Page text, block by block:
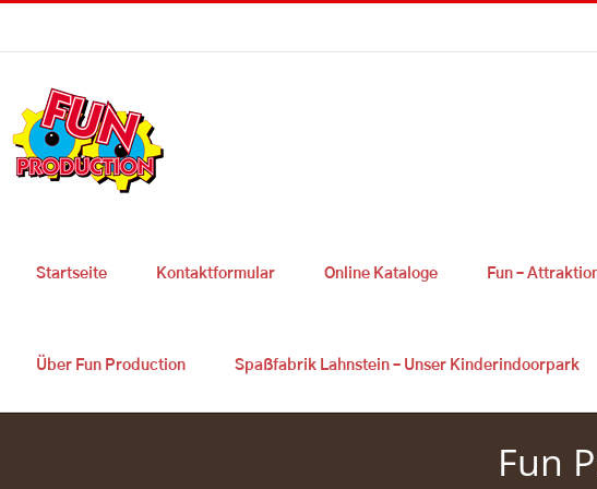
Skip
content
Startseite Kontaktformular Online Kataloge Fun –
Über Fun Production Spaßfabrik Lahnstein – Unser Kinderindoorpark
Fun